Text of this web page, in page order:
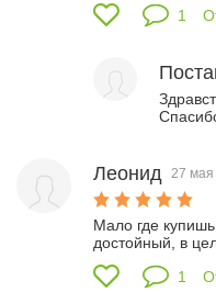
1
Леонид 27
Мало где
достойный, в
1